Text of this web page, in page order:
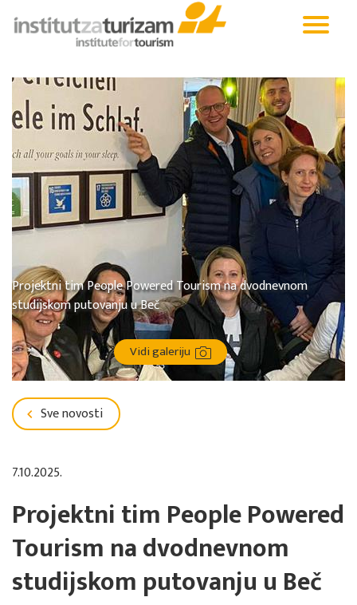
Projektni tim People Powered Tourism na dvodnevnom
studijskom putovanju u Beč
Vidi galeriju
Sve novosti
7.10.2025.
Projektni tim People Powered
Tourism na dvodnevnom
studijskom putovanju u Beč